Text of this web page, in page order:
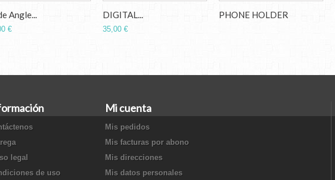
Angle...
€
DIGITAL...
35,00 €
PHONE HOLDER
legal
de uso
Mi cuenta
Mis pedidos
Mis facturas por abono
Mis direcciones
Mis datos personales